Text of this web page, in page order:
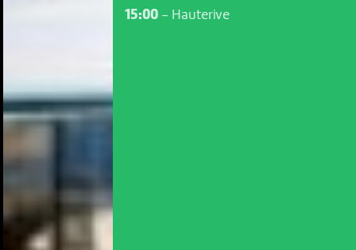
15:00- Hauterive